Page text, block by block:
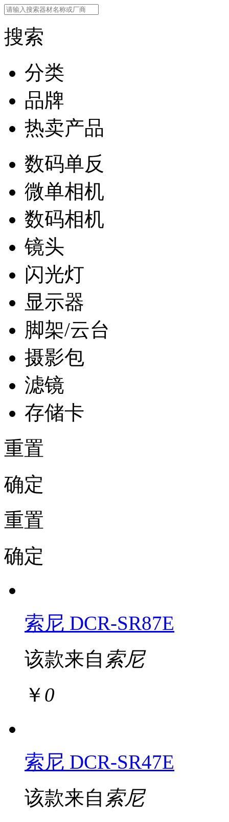
搜索
分类
品牌
热卖产品
数码单反
微单相机
数码相机
镜头
闪光灯
显示器
脚架/云台
摄影包
滤镜
存储卡
重置
确定
重置
确定
索尼 DCR-SR87E
该款来自 索尼
￥ 0
索尼 DCR-SR47E
该款来自 索尼